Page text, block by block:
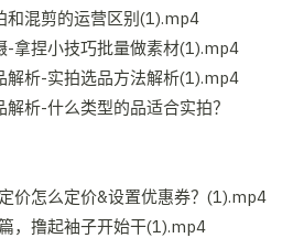
混剪的运营区别(1).mp4
拿捏小技巧批量做素材(1).mp4
析-实拍选品方法解析(1).mp4
析-什么类型的品适合实拍？
价怎么定价&设置优惠券？(1).mp4
，撸起袖子开始干(1).mp4